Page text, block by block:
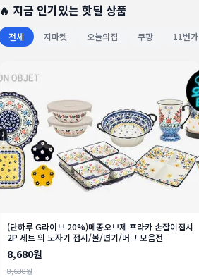
🔥 지금 인기있는 핫딜 상품
전체 지마켓 오늘의집 쿠팡 11번가
(단하루 G라이브 20%)메종오브제 프라카 손잡이접시
2P 세트 외 도자기 접시/볼/면기/머그 모음전
8,680원
8,680원